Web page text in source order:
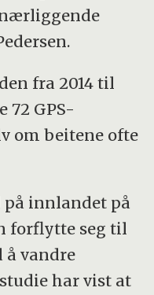
fra 2014 til
72 GPS-
om beitene ofte
innlandet på
forflytte seg til
å vandre
har vist at